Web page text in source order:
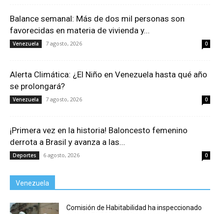
Balance semanal: Más de dos mil personas son
favorecidas en materia de vivienda y...
Venezuela 7 agosto, 2026 0
Alerta Climática: ¿El Niño en Venezuela hasta qué año
se prolongará?
Venezuela 7 agosto, 2026 0
¡Primera vez en la historia! Baloncesto femenino
derrota a Brasil y avanza a las...
Deportes 6 agosto, 2026 0
Venezuela
Comisión de Habitabilidad ha inspeccionado